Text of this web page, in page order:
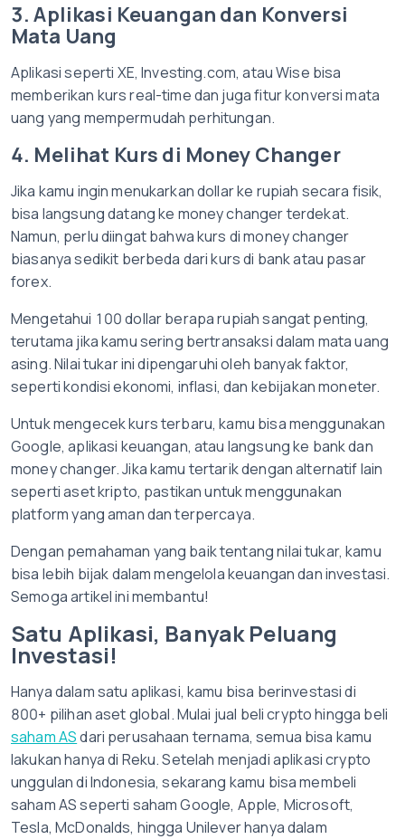
3. Aplikasi Keuangan dan Konversi
Mata Uang
Aplikasi seperti XE, Investing.com, atau Wise bisa
memberikan kurs real-time dan juga fitur konversi mata
uang yang mempermudah perhitungan.
4. Melihat Kurs di Money Changer
Jika kamu ingin menukarkan dollar ke rupiah secara fisik,
bisa langsung datang ke money changer terdekat.
Namun, perlu diingat bahwa kurs di money changer
biasanya sedikit berbeda dari kurs di bank atau pasar
forex.
Mengetahui 100 dollar berapa rupiah sangat penting,
terutama jika kamu sering bertransaksi dalam mata uang
asing. Nilai tukar ini dipengaruhi oleh banyak faktor,
seperti kondisi ekonomi, inflasi, dan kebijakan moneter.
Untuk mengecek kurs terbaru, kamu bisa menggunakan
Google, aplikasi keuangan, atau langsung ke bank dan
money changer. Jika kamu tertarik dengan alternatif lain
seperti aset kripto, pastikan untuk menggunakan
platform yang aman dan terpercaya.
Dengan pemahaman yang baik tentang nilai tukar, kamu
bisa lebih bijak dalam mengelola keuangan dan investasi.
Semoga artikel ini membantu!
Satu Aplikasi, Banyak Peluang
Investasi!
Hanya dalam satu aplikasi, kamu bisa berinvestasi di
800+ pilihan aset global. Mulai jual beli crypto hingga beli
saham ASdari perusahaan ternama, semua bisa kamu
lakukan hanya di Reku. Setelah menjadi aplikasi crypto
unggulan di Indonesia, sekarang kamu bisa membeli
saham AS seperti saham Google, Apple, Microsoft,
Tesla, McDonalds, hingga Unilever hanya dalam